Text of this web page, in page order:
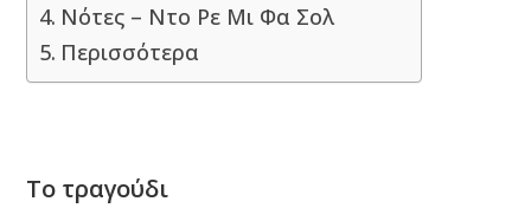
Νότες – Ντο Ρε Μι Φα Σολ
Περισσότερα
Το τραγούδι